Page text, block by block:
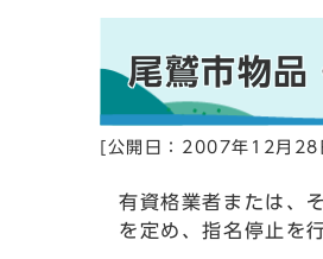
尾鷲市物品
[公開日： 2007年12月28
有資格業者または、
を定め、指名停止を